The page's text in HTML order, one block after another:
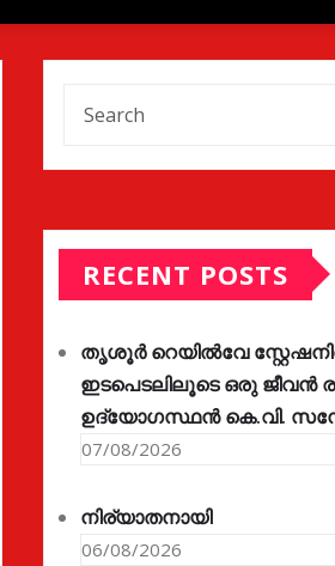
RECENT POSTS
തൃശൂർ റെയിൽവേ
ഇടപെടലിലൂടെ ഒരു ജീവൻ
ഉദ്യോഗസ്ഥൻ കെ.വി.
07/08/2026
നിര്യാതനായി
06/08/2026